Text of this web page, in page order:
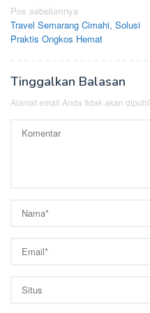
Navigasi
pos
Pos sebelumnya
Travel Semarang Cimahi, Solusi
Praktis Ongkos Hemat
Tinggalkan Balasan
Alamat email Anda tidak akan